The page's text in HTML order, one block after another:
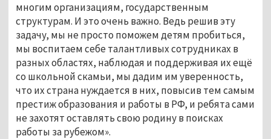
многим организациям, государственным
структурам. И это очень важно. Ведь решив эту
задачу, мы не просто поможем детям пробиться,
мы воспитаем себе талантливых сотрудниках в
разных областях, наблюдая и поддерживая их ещё
со школьной скамьи, мы дадим им уверенность,
что их страна нуждается в них, повысив тем самым
престиж образования и работы в РФ, и ребята сами
не захотят оставлять свою родину в поисках
работы за рубежом».